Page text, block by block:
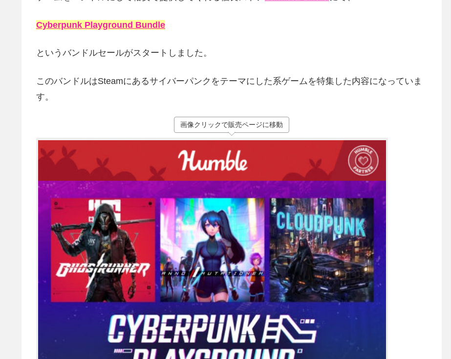
Cyberpunk Playground Bundle
というバンドルセールがスタートしました。
このバンドルはSteamにあるサイバーパンクをテーマにした系ゲームを特集した内容になっていま
す。
画像クリックで販売ページに移動